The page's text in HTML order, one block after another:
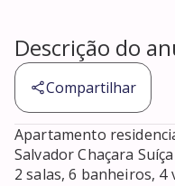
Descrição do
Compartilhar
Apartamento
Salvador Chaçara
2 salas, 6 banheiros, 4